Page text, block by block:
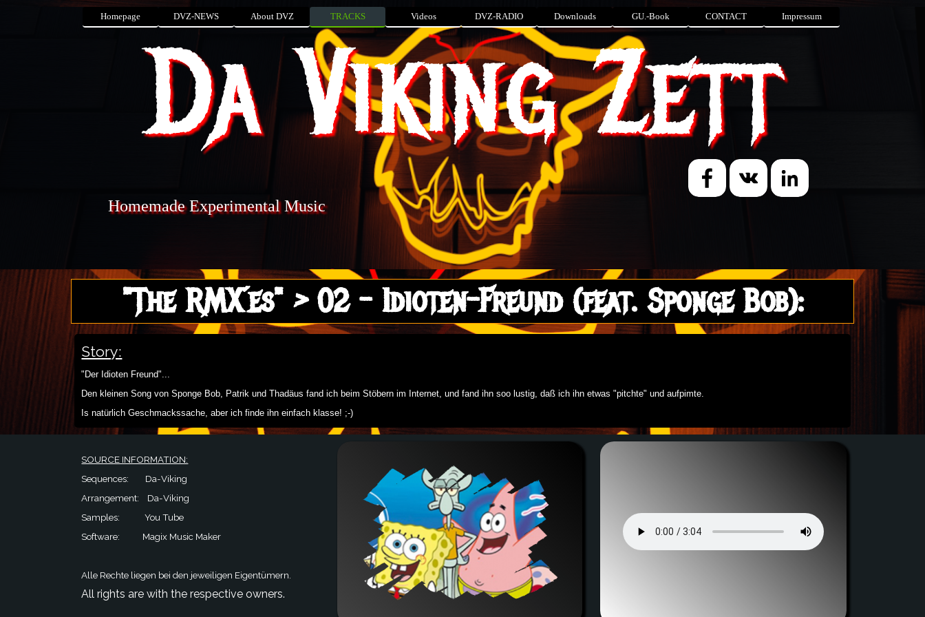
Homepage DVZ-NEWS About DVZ TRACKS Videos DVZ-RADIO Downloads GU.-Book CONTACT Impressum
Da Viking Zett
Homemade Experimental Music
"The RMX´es" > 02 - Idioten-Freund (feat. Sponge Bob):
Story:
"Der Idioten Freund"...
Den kleinen Song von Sponge Bob, Patrik und Thadäus fand ich beim Stöbern im Internet, und fand ihn soo lustig, daß ich ihn etwas "pitchte" und aufpimte.
Is natürlich Geschmackssache, aber ich finde ihn einfach klasse! ;-)
SOURCE INFORMATION:
Sequences: Da-Viking
Arrangement: Da-Viking
Samples: You Tube
Software: Magix Music Maker
Alle Rechte liegen bei den jeweiligen Eigentümern.
All rights are with the respective owners.